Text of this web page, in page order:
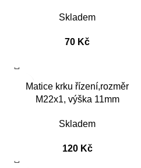
Skladem
70 Kč
Matice krku řízení,rozměr
M22x1, výška 11mm
Skladem
120 Kč